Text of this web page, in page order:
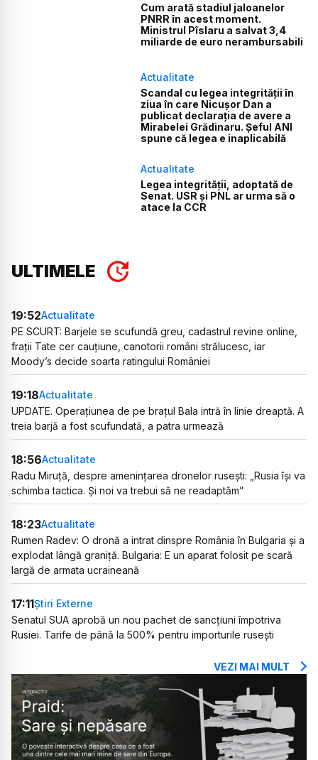
Cum arată stadiul jaloanelor
PNRR în acest moment.
Ministrul Pîslaru a salvat 3,4
miliarde de euro nerambursabili
Actualitate
Scandal cu legea integrității în
ziua în care Nicușor Dan a
publicat declarația de avere a
Mirabelei Grădinaru. Șeful ANI
spune că legea e inaplicabilă
Actualitate
Legea integrității, adoptată de
Senat. USR și PNL ar urma să o
atace la CCR
ULTIMELE
19:52Actualitate
PE SCURT: Barjele se scufundă greu, cadastrul revine online,
frații Tate cer cauțiune, canotorii români strălucesc, iar
Moody’s decide soarta ratingului României
19:18Actualitate
UPDATE. Operațiunea de pe brațul Bala intră în linie dreaptă. A
treia barjă a fost scufundată, a patra urmează
18:56Actualitate
Radu Miruță, despre amenințarea dronelor rusești: „Rusia își va
schimba tactica. Și noi va trebui să ne readaptăm”
18:23Actualitate
Rumen Radev: O dronă a intrat dinspre România în Bulgaria și a
explodat lângă graniță. Bulgaria: E un aparat folosit pe scară
largă de armata ucraineană
17:11Știri Externe
Senatul SUA aprobă un nou pachet de sancțiuni împotriva
Rusiei. Tarife de până la 500% pentru importurile rusești
VEZI MAI MULT